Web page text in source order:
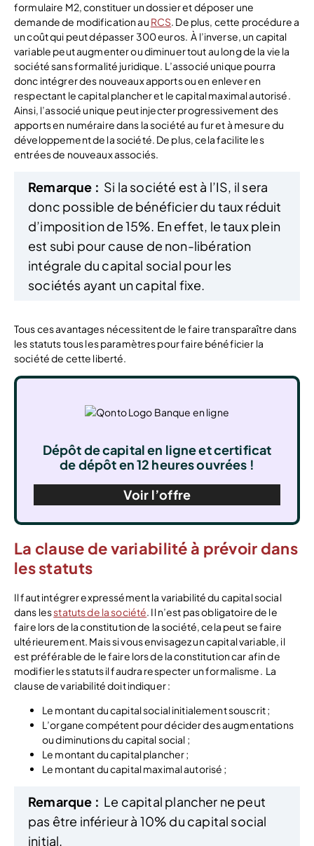
formulaire M2, constituer un dossier et déposer une
demande de modification au RCS. De plus, cette procédure a
un coût qui peut dépasser 300 euros. À l’inverse, un capital
variable peut augmenter ou diminuer tout au long de la vie la
société sans formalité juridique. L’associé unique pourra
donc intégrer des nouveaux apports ou en enlever en
respectant le capital plancher et le capital maximal autorisé.
Ainsi, l’associé unique peut injecter progressivement des
apports en numéraire dans la société au fur et à mesure du
développement de la société. De plus, cela facilite les
entrées de nouveaux associés.
Remarque : Si la société est à l’IS, il sera
donc possible de bénéficier du taux réduit
d’imposition de 15%. En effet, le taux plein
est subi pour cause de non-libération
intégrale du capital social pour les
sociétés ayant un capital fixe.
Tous ces avantages nécessitent de le faire transparaître dans
les statuts tous les paramètres pour faire bénéficier la
société de cette liberté.
Dépôt de capital en ligne et certificat
de dépôt en 12 heures ouvrées !
Voir l’offre
La clause de variabilité à prévoir dans
les statuts
Il faut intégrer expressément la variabilité du capital social
dans lesstatuts de la société. Il n’est pas obligatoire de le
faire lors de la constitution de la société, cela peut se faire
ultérieurement. Mais si vous envisagez un capital variable, il
est préférable de le faire lors de la constitution car afin de
modifier les statuts il faudra respecter un formalisme. La
clause de variabilité doit indiquer :
Le montant du capital social initialement souscrit ;
L’organe compétent pour décider des augmentations
ou diminutions du capital social ;
Le montant du capital plancher ;
Le montant du capital maximal autorisé ;
Remarque : Le capital plancher ne peut
pas être inférieur à 10% du capital social
initial.